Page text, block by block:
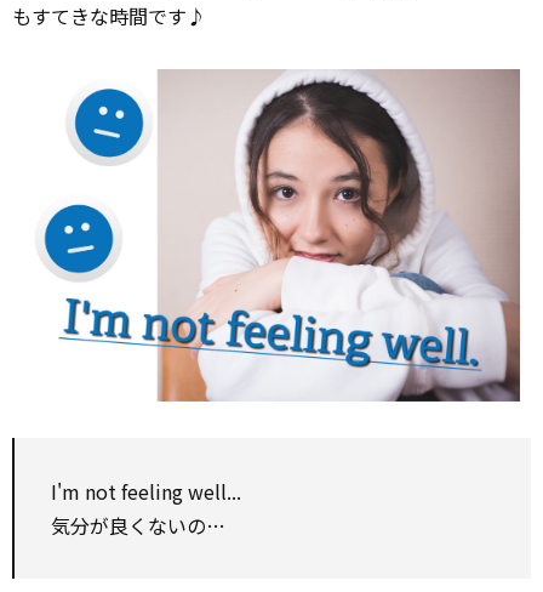
もすてきな時間です♪
I'm not feeling well...
気分が良くないの…